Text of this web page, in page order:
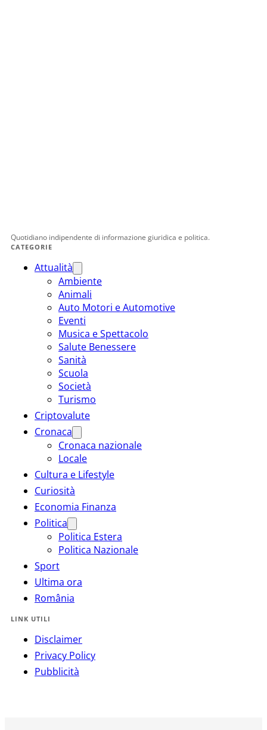
Quotidiano indipendente di informazione giuridica e politica.
CATEGORIE
Attualità
Ambiente
Animali
Auto Motori e Automotive
Eventi
Musica e Spettacolo
Salute Benessere
Sanità
Scuola
Società
Turismo
Criptovalute
Cronaca
Cronaca nazionale
Locale
Cultura e Lifestyle
Curiosità
Economia Finanza
Politica
Politica Estera
Politica Nazionale
Sport
Ultima ora
România
LINK UTILI
Disclaimer
Privacy Policy
Pubblicità